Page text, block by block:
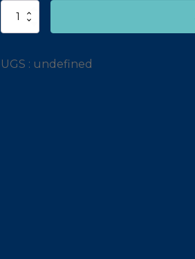
quantité
Membre
UGS : undefined